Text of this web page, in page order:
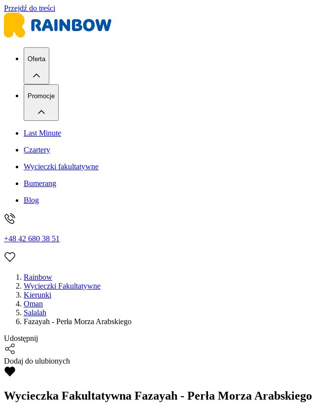
Przejdź do treści
Oferta
Promocje
Last Minute
Czartery
Wycieczki fakultatywne
Bumerang
Blog
+48 42 680 38 51
Rainbow
Wycieczki Fakultatywne
Kierunki
Oman
Salalah
Fazayah - Perła Morza Arabskiego
Udostępnij
Dodaj do ulubionych
Wycieczka Fakultatywna Fazayah - Perła Morza Arabskiego